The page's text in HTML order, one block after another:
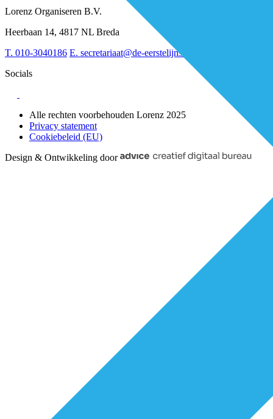
Over BiancAI
Digitalisering
Leiderschap & samenwerking
Sociaal domein
Lorenz Organiseren B.V.
Heerbaan 14, 4817 NL Breda
T. 010-3040186 E. secretariaat@de-eerstelijns.nl
Socials
Alle rechten voorbehouden Lorenz 2025
Privacy statement
Cookiebeleid (EU)
Design & Ontwikkeling door